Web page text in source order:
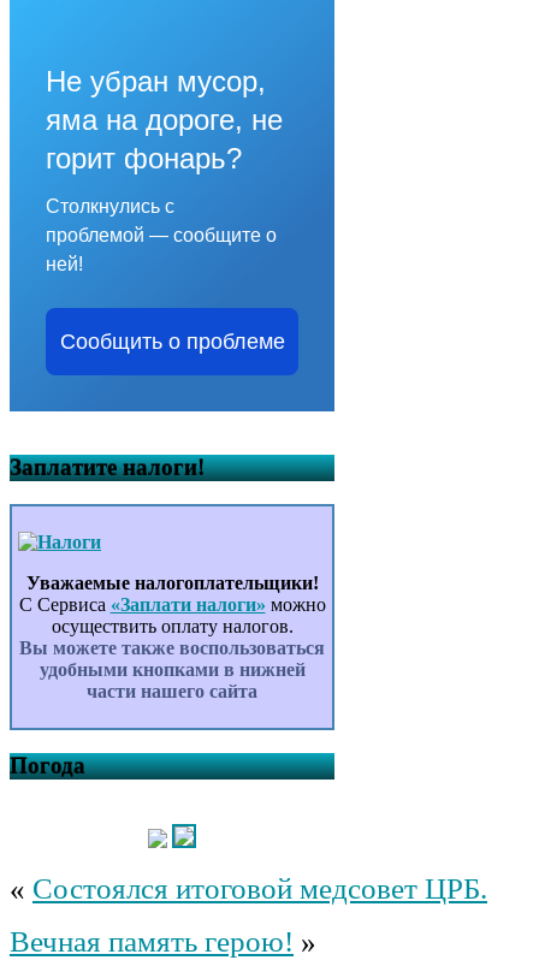
Не убран мусор,
яма на дороге, не
горит фонарь?
Столкнулись с
проблемой — сообщите о
ней!
Сообщить о проблеме
Заплатите налоги!
Уважаемые налогоплательщики!
С Сервиса «Заплати налоги» можно
осуществить оплату налогов.
Вы можете также воспользоваться
удобными кнопками в нижней
части нашего сайта
Погода
« Состоялся итоговой медсовет ЦРБ.
Вечная память герою! »